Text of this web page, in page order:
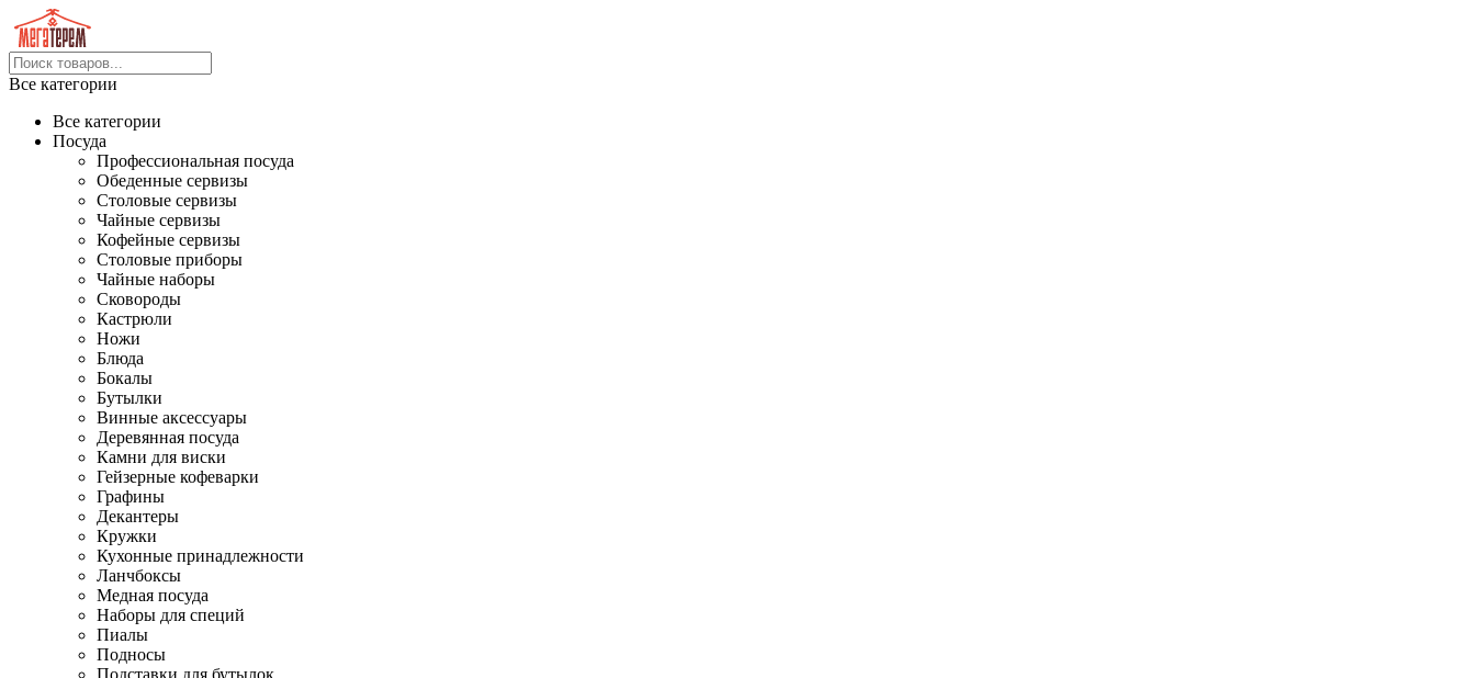
Все категории
Все категории
Посуда
Профессиональная посуда
Обеденные сервизы
Столовые сервизы
Чайные сервизы
Кофейные сервизы
Столовые приборы
Чайные наборы
Сковороды
Кастрюли
Ножи
Блюда
Бокалы
Бутылки
Винные аксессуары
Деревянная посуда
Камни для виски
Гейзерные кофеварки
Графины
Декантеры
Кружки
Кухонные принадлежности
Ланчбоксы
Медная посуда
Наборы для специй
Пиалы
Подносы
Подставки для бутылок